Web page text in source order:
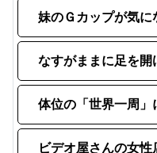
妹のＧカップが気に
なすがままに足を開
体位の「世界一周」
ビデオ屋さんの女性